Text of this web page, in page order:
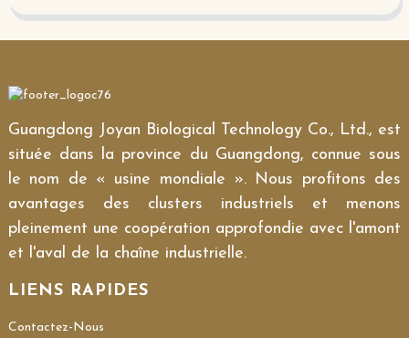
Guangdong Joyan Biological Technology Co., Ltd., est
située dans la province du Guangdong, connue sous
le nom de « usine mondiale ». Nous profitons des
avantages des clusters industriels et menons
pleinement une coopération approfondie avec l'amont
et l'aval de la chaîne industrielle.
LIENS RAPIDES
Contactez-Nous